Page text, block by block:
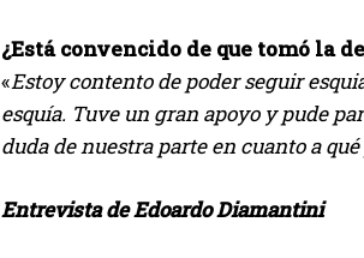
¿Está convencido de que tomó la
«Estoy contento de poder seguir
esquía. Tuve un gran apoyo y pude
duda de nuestra parte en cuanto a
Entrevista de Edoardo Diamantini